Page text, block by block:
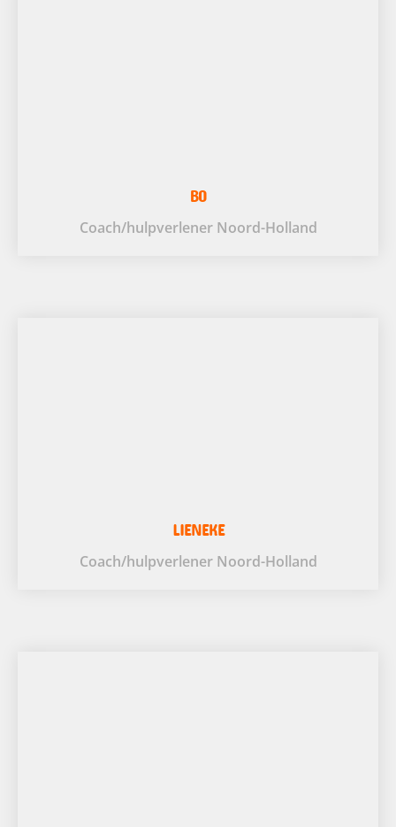
BO
Coach/hulpverlener Noord-Holland
LIENEKE
Coach/hulpverlener Noord-Holland